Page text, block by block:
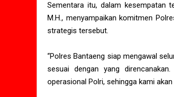
Sementara itu, dalam kesempatan
M.H., menyampaikan komitmen
strategis tersebut.
“Polres Bantaeng siap mengawal
sesuai dengan yang
operasional Polri, sehingga kami